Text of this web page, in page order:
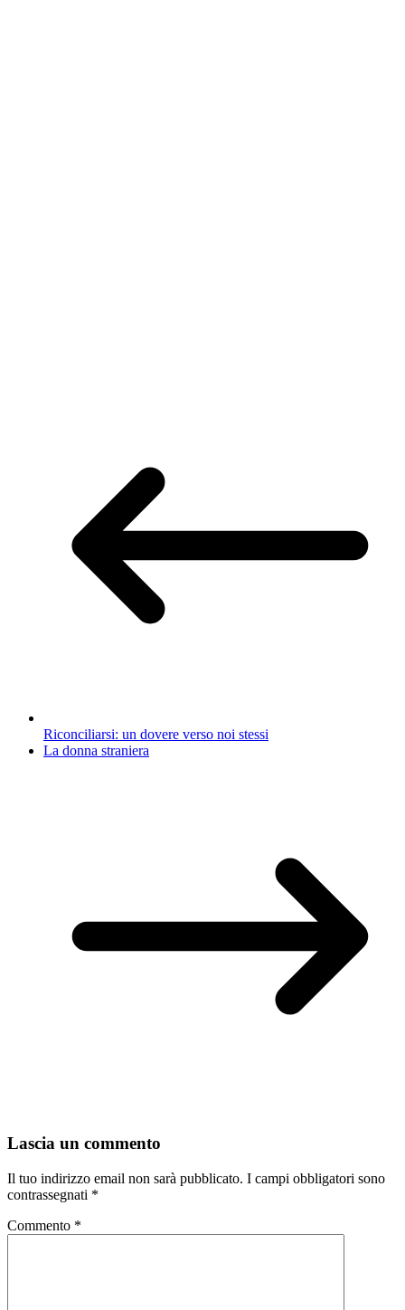
Riconciliarsi: un dovere verso noi stessi
La donna straniera
Lascia un commento
Il tuo indirizzo email non sarà pubblicato. I campi obbligatori sono
contrassegnati *
Commento *